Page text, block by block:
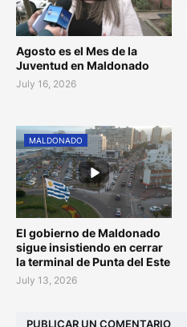
Agosto es el Mes de la
Juventud en Maldonado
July 16, 2026
MALDONADO
El gobierno de Maldonado
sigue insistiendo en cerrar
la terminal de Punta del Este
July 13, 2026
PUBLICAR UN COMENTARIO